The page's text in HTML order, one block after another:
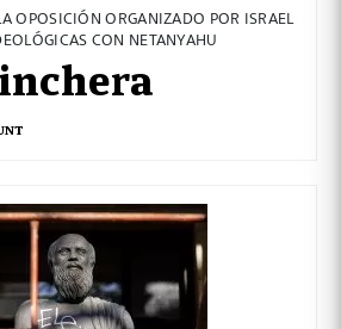
OPOSICIÓN ORGANIZADO POR ISRAEL
CON NETANYAHU